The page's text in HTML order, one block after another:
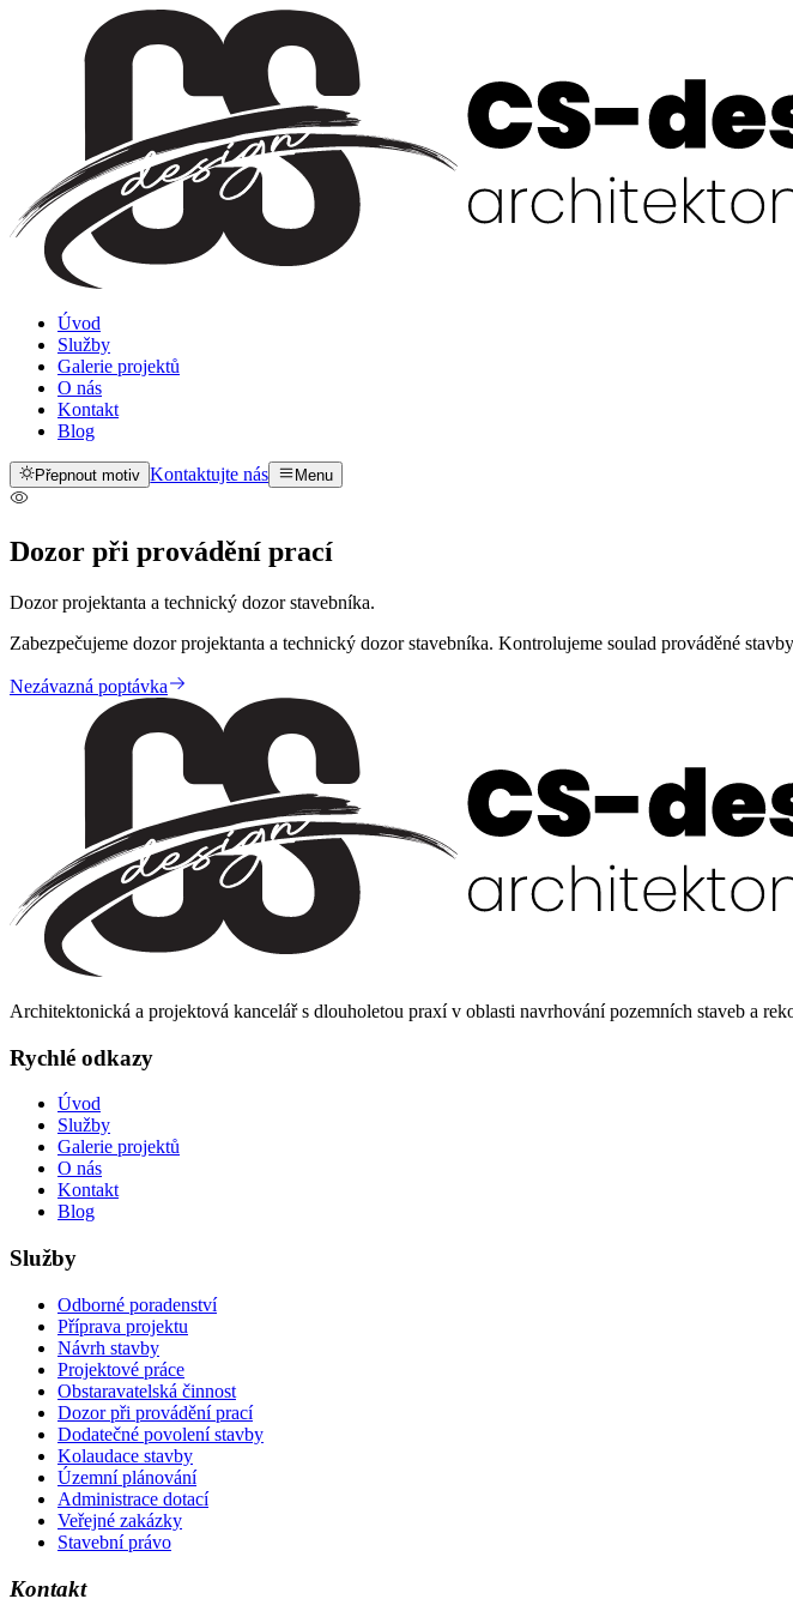
Úvod
Služby
Galerie projektů
O nás
Kontakt
Blog
Přepnout motiv Kontaktujte nás Menu
Dozor při provádění prací
Dozor projektanta a technický dozor stavebníka.
Zabezpečujeme dozor projektanta a technický dozor stavebníka. Kontrolujeme soulad prováděné
Nezávazná poptávka
Architektonická a projektová kancelář s dlouholetou praxí v oblasti navrhování pozemních staveb a
Rychlé odkazy
Úvod
Služby
Galerie projektů
O nás
Kontakt
Blog
Služby
Odborné poradenství
Příprava projektu
Návrh stavby
Projektové práce
Obstaravatelská činnost
Dozor při provádění prací
Dodatečné povolení stavby
Kolaudace stavby
Územní plánování
Administrace dotací
Veřejné zakázky
Stavební právo
Kontakt